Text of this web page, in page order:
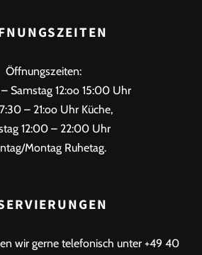
Öffnungszeiten:
Samstag 12:oo 15:00 Uhr
– 21:oo Uhr Küche,
12:00 – 22:00 Uhr
Montag Ruhetag.
wir gerne telefonisch unter +49 40